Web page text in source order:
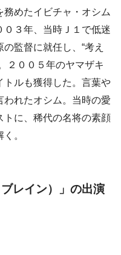
務めたイビチャ・オシム
０３年、当時Ｊ１で低迷
監督に就任し、“考え
２００５年のヤマザキ
トルも獲得した。言葉や
れたオシム。当時の愛
トに、稀代の名将の素顔
。
レイン）」の出演